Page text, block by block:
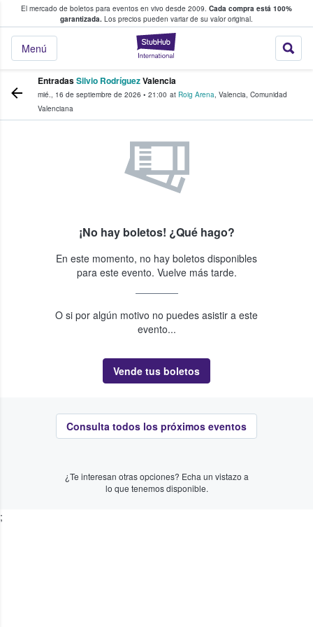
El mercado de boletos para eventos en vivo desde 2009. Cada compra está 100%
garantizada. Los precios pueden variar de su valor original.
StubHub: donde
Menú
fans compran y venden boletos
EntradasSilvio RodríguezValencia
mié., 16 de septiembre de 2026 • 21:00 at Roig Arena, Valencia, Comunidad
Valenciana
¡No hay boletos! ¿Qué hago?
En este momento, no hay boletos disponibles
para este evento. Vuelve más tarde.
O si por algún motivo no puedes asistir a este
evento...
Vende tus boletos
Consulta todos los próximos eventos
¿Te interesan otras opciones? Echa un vistazo a
lo que tenemos disponible.
;